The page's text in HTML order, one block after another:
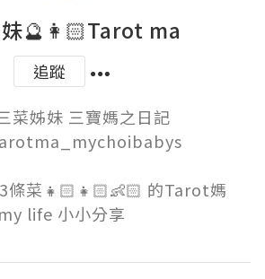
🔮👩🏻Tarot ma
追蹤
菜姊妹 三寶媽之日記
條菜👧🏻👧🏻👶🏻 的Tarot媽
my life 小小分享